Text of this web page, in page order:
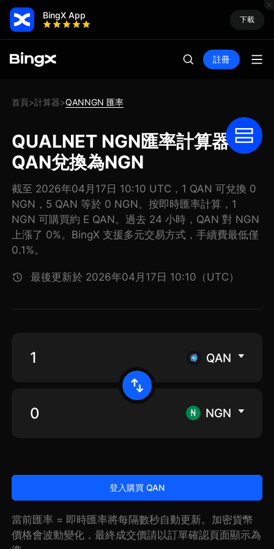
BingX App 下載
註冊
首頁>計算器>QANNGN 匯率
QUALNET NGN匯率計算器: 把
QAN兌換為NGN
截至 2026年04月17日 10:10 UTC，1 QAN 可兌換 0
NGN，5 QAN 等於 0 NGN。按即時匯率計算，1
NGN 可購買約 E QAN。過去 24 小時，QAN 對 NGN
上漲了 0%。BingX 支援多元交易方式，手續費最低僅
0.1%。
最後更新於 2026年04月17日 10:10（UTC）
QAN
NGN
登入購買 QAN
當前匯率 = 即時匯率將每隔數秒自動更新。加密貨幣
價格會波動變化，最終成交價請以訂單確認頁面顯示為